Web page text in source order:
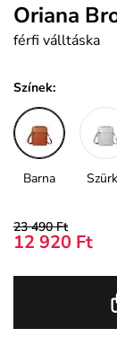
Oriana
férfi válltáska
Színek:
Barna
23 490 Ft
12 920 Ft